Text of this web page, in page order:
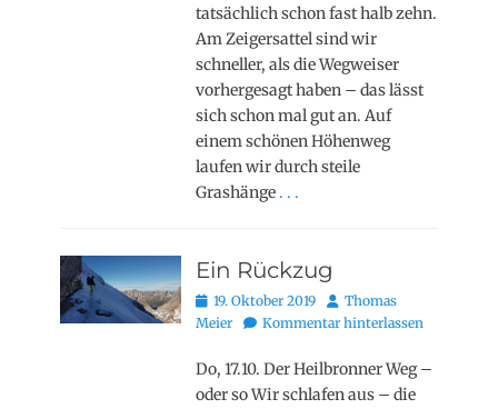
tatsächlich schon fast halb zehn.
Am Zeigersattel sind wir
schneller, als die Wegweiser
vorhergesagt haben – das lässt
sich schon mal gut an. Auf
einem schönen Höhenweg
laufen wir durch steile
Grashänge . . .
Ein Rückzug
Posted
on
19. Oktober 2019 AutorThomas
Meier
Kommentar hinterlassen
Do, 17.10. Der Heilbronner Weg –
oder so Wir schlafen aus – die